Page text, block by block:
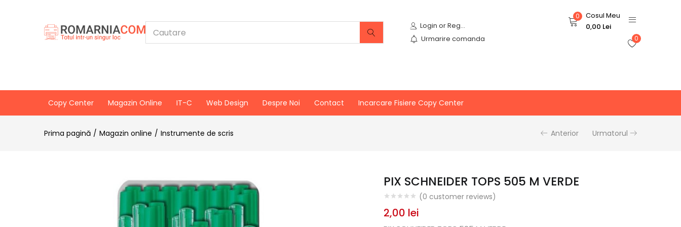
Login or Register
Urmarire comanda
0
Cosul Meu
0,00 Lei
0
Copy Center Magazin Online IT-C Web Design Despre Noi Contact Incarcare Fisiere Copy Center
Prima pagină Magazin online Instrumente de scris Anterior Urmatorul
PIX SCHNEIDER TOPS 505 M VERDE
(0 customer reviews)
2,00 lei